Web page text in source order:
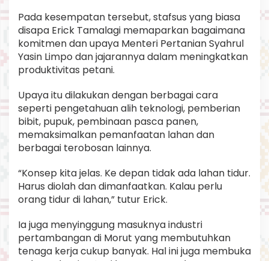
Pada kesempatan tersebut, stafsus yang biasa
disapa Erick Tamalagi memaparkan bagaimana
komitmen dan upaya Menteri Pertanian Syahrul
Yasin Limpo dan jajarannya dalam meningkatkan
produktivitas petani.
Upaya itu dilakukan dengan berbagai cara
seperti pengetahuan alih teknologi, pemberian
bibit, pupuk, pembinaan pasca panen,
memaksimalkan pemanfaatan lahan dan
berbagai terobosan lainnya.
“Konsep kita jelas. Ke depan tidak ada lahan tidur.
Harus diolah dan dimanfaatkan. Kalau perlu
orang tidur di lahan,” tutur Erick.
Ia juga menyinggung masuknya industri
pertambangan di Morut yang membutuhkan
tenaga kerja cukup banyak. Hal ini juga membuka